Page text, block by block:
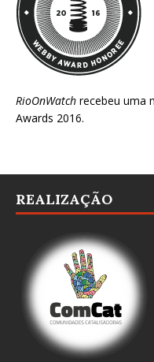
RioOnWatch recebeu uma
Awards 2016.
REALIZAÇÃO